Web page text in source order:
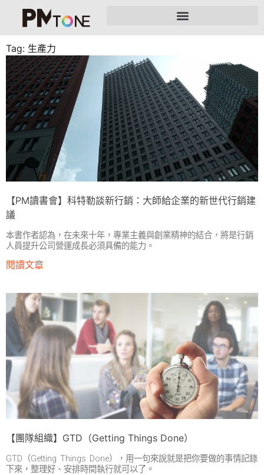
Tag: 生產力
【PM讀書會】科特勒談新行銷：大師給企業的新世代行銷建
議
本書作者認為，在未來十年，專業主義與創業精神的結合，將是行銷
人員提升公司營運成長必須具備的能力。
閱讀文章
【團隊組織】GTD（Getting Things Done）
GTD（Getting Things Done），用一句來說就是把你要做的事情記錄
下來，整理好、安排時間執行就可以了。